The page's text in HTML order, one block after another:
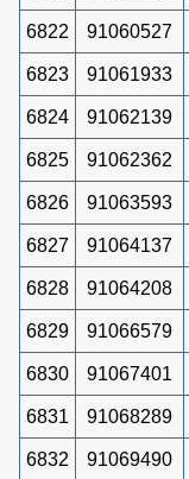
6822 91060527
6823 91061933
6824 91062139
6825 91062362
6826 91063593
6827 91064137
6828 91064208
6829 91066579
6830 91067401
6831 91068289
6832 91069490